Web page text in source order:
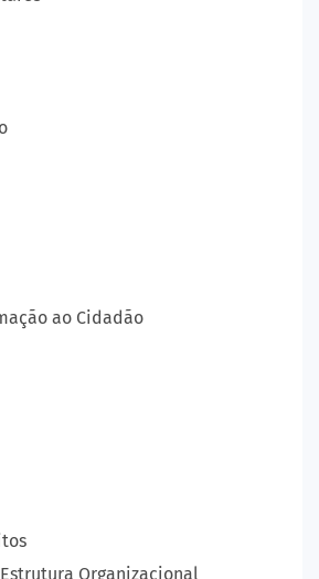
ao Cidadão
Organizacional